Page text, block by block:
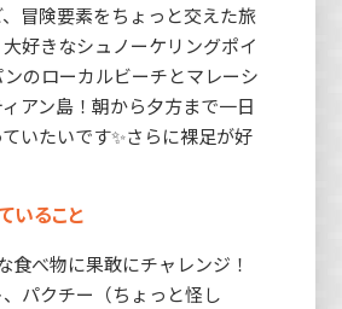
冒険要素をちょっと交えた旅
好きなシュノーケリングポイ
のローカルビーチとマレーシ
アン島！朝から夕方まで一日
いたいです✨さらに裸足が好
いること
食べ物に果敢にチャレンジ！
パクチー（ちょっと怪し